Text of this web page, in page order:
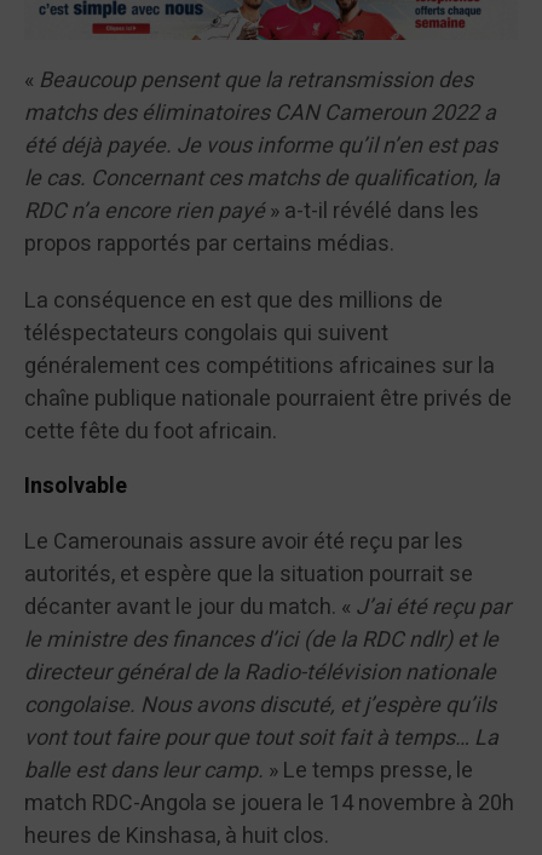
« Beaucoup pensent que la retransmission des
matchs des éliminatoires CAN Cameroun 2022 a
été déjà payée. Je vous informe qu’il n’en est pas
le cas. Concernant ces matchs de qualification, la
RDC n’a encore rien payé» a-t-il révélé dans les
propos rapportés par certains médias.
La conséquence en est que des millions de
téléspectateurs congolais qui suivent
généralement ces compétitions africaines sur la
chaîne publique nationale pourraient être privés de
cette fête du foot africain.
Insolvable
Le Camerounais assure avoir été reçu par les
autorités, et espère que la situation pourrait se
décanter avant le jour du match. « J’ai été reçu par
le ministre des finances d’ici (de la RDC ndlr) et le
directeur général de la Radio-télévision nationale
congolaise. Nous avons discuté, et j’espère qu’ils
vont tout faire pour que tout soit fait à temps… La
balle est dans leur camp. » Le temps presse, le
match RDC-Angola se jouera le 14 novembre à 20h
heures de Kinshasa, à huit clos.